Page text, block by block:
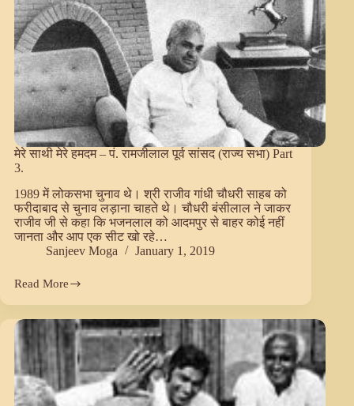
मेरे साथी मेरे हमदम – पं. रामजीलाल पूर्व सांसद (राज्य सभा) Part
3.
1989 में लोकसभा चुनाव थे। श्री राजीव गांधी चौधरी साहब को
फरीदाबाद से चुनाव लड़ाना चाहते थे। चौधरी बंसीलाल ने जाकर
राजीव जी से कहा कि भजनलाल को आदमपुर से बाहर कोई नहीं
जानता और आप एक सीट खो रहे…
Sanjeev Moga
January 1, 2019
Read More
मेरे
हमदम
–
रामजीलाल
पूर्व
सांसद